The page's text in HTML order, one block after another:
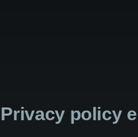
Privacy policy